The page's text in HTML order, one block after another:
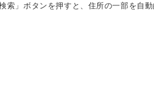
検索」ボタンを押すと、住所の一部を自動